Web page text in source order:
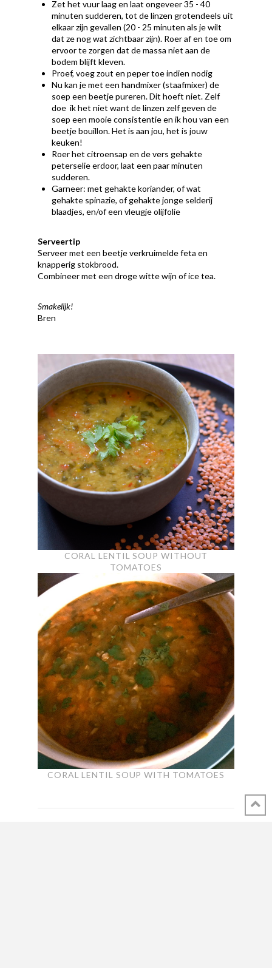
Zet het vuur laag en laat ongeveer 35 - 40
minuten sudderen, tot de linzen grotendeels uit
elkaar zijn gevallen (20 - 25 minuten als je wilt
dat ze nog wat zichtbaar zijn). Roer af en toe om
ervoor te zorgen dat de massa niet aan de
bodem blijft kleven.
Proef, voeg zout en peper toe indien nodig
Nu kan je met een handmixer (staafmixer) de
soep een beetje pureren. Dit hoeft niet. Zelf
doe ik het niet want de linzen zelf geven de
soep een mooie consistentie en ik hou van een
beetje bouillon. Het is aan jou, het is jouw
keuken!
Roer het citroensap en de vers gehakte
peterselie erdoor, laat een paar minuten
sudderen.
Garneer: met gehakte koriander, of wat
gehakte spinazie, of gehakte jonge selderij
blaadjes, en/of een vleugje olijfolie
Serveertip
Serveer met een beetje verkruimelde feta en
knapperig stokbrood.
Combineer met een droge witte wijn of ice tea.
Smakelijk!
Bren
CORAL LENTIL SOUP WITHOUT
TOMATOES
CORAL LENTIL SOUP WITH TOMATOES